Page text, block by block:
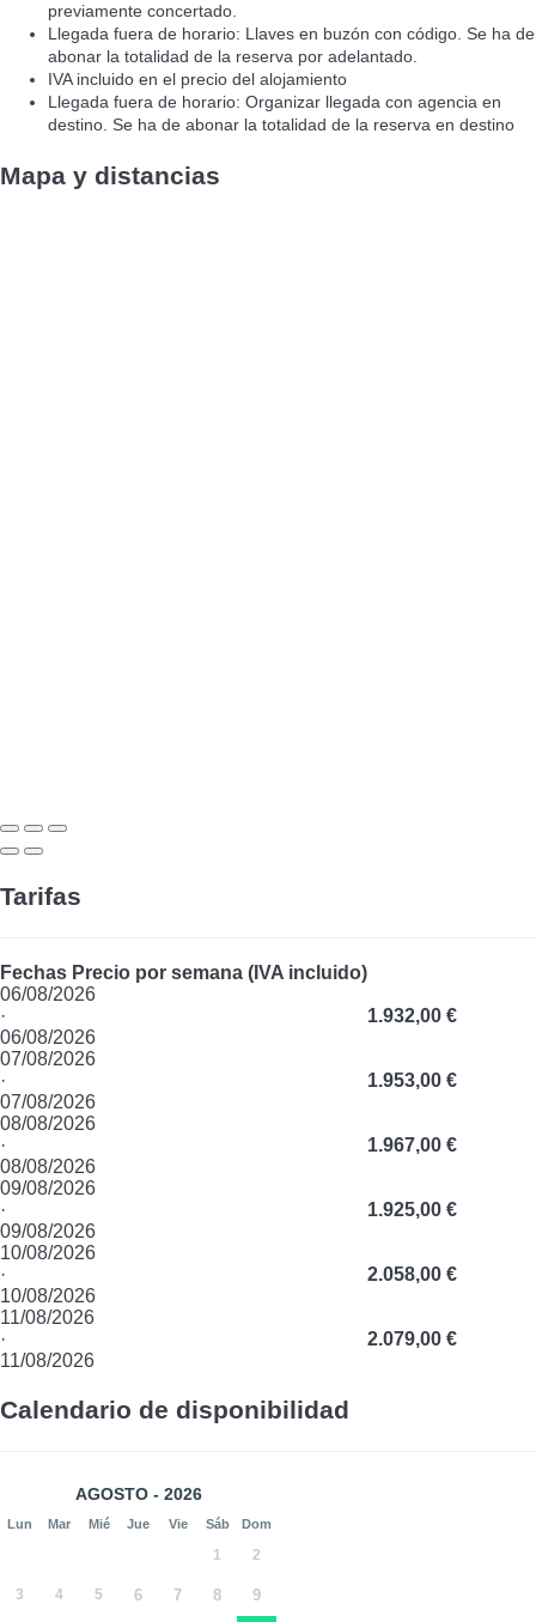
previamente concertado.
Llegada fuera de horario: Llaves en buzón con código. Se ha de
abonar la totalidad de la reserva por adelantado.
IVA incluido en el precio del alojamiento
Llegada fuera de horario: Organizar llegada con agencia en
destino. Se ha de abonar la totalidad de la reserva en destino
Mapa y distancias
Tarifas
Fechas Precio por semana (IVA incluido)
06/08/2026
·
06/08/2026
1.932,00 €
07/08/2026
·
07/08/2026
1.953,00 €
08/08/2026
·
08/08/2026
1.967,00 €
09/08/2026
·
09/08/2026
1.925,00 €
10/08/2026
·
10/08/2026
2.058,00 €
11/08/2026
·
11/08/2026
2.079,00 €
Calendario de disponibilidad
AGOSTO - 2026
Lun Mar Mié Jue Vie Sáb Dom
1 2
3 4 5 6 7 8 9